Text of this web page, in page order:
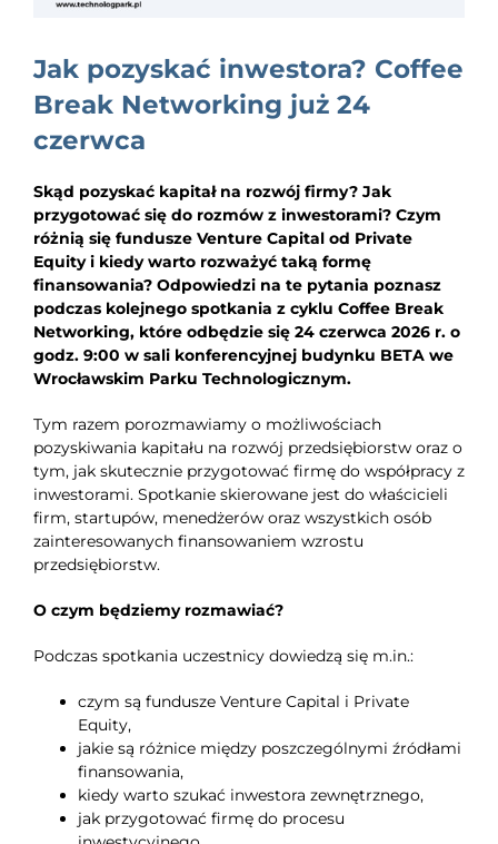
NEWS
BLOG
Jak pozyskać inwestora? Coffee
Break Networking już 24
czerwca
Skąd pozyskać kapitał na rozwój firmy? Jak
przygotować się do rozmów z inwestorami? Czym
różnią się fundusze Venture Capital od Private
Equity i kiedy warto rozważyć taką formę
finansowania? Odpowiedzi na te pytania poznasz
podczas kolejnego spotkania z cyklu Coffee Break
Networking, które odbędzie się 24 czerwca 2026 r. o
godz. 9:00 w sali konferencyjnej budynku BETA we
Wrocławskim Parku Technologicznym.
Tym razem porozmawiamy o możliwościach
pozyskiwania kapitału na rozwój przedsiębiorstw oraz o
tym, jak skutecznie przygotować firmę do współpracy z
inwestorami. Spotkanie skierowane jest do właścicieli
firm, startupów, menedżerów oraz wszystkich osób
zainteresowanych finansowaniem wzrostu
przedsiębiorstw.
O czym będziemy rozmawiać?
Podczas spotkania uczestnicy dowiedzą się m.in.:
czym są fundusze Venture Capital i Private
Equity,
jakie są różnice między poszczególnymi źródłami
finansowania,
kiedy warto szukać inwestora zewnętrznego,
jak przygotować firmę do procesu